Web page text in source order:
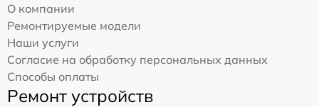
О компании
Ремонтируемые модели
Наши услуги
Согласие на обработку персональных данных
Способы оплаты
Ремонт устройств